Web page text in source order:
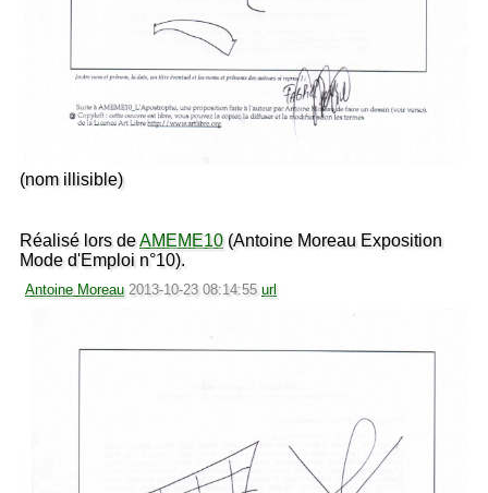
(nom illisible)
Réalisé lors deAMEME10(Antoine Moreau Exposition
Mode d'Emploi n°10).
Antoine Moreau 2013-10-23 08:14:55 url